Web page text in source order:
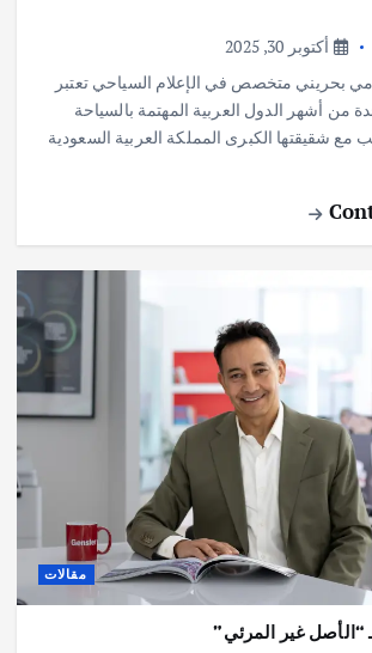
أكتوبر 30, 2025
بحريني متخصص في الإعلام السياحي تعتبر
من أشهر الدول العربية المهتمة بالسياحة
مع شقيقتها الكبرى المملكة العربية السعودية
مقالات
“الأصل غير المرئي”